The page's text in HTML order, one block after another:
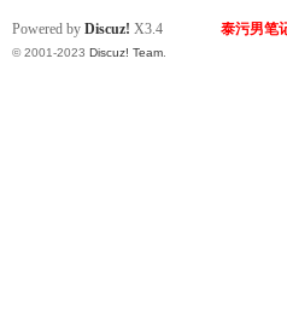
泰污男笔
Powered by Discuz! X3.4
© 2001-2023 Discuz! Team.